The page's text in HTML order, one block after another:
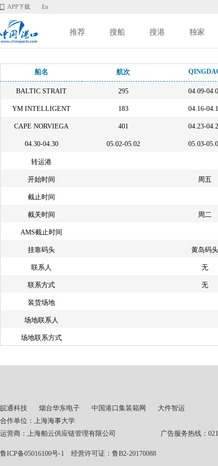
APP下载 En
推荐 搜船 搜港 独家
船名 航次
BALTIC STRAIT 295 04.09-
YM INTELLIGENT 183 04.16-
CAPE NORVIEGA 401 04.23-
04.30-04.30 05.02-05.02 05.03-
转运港
开始时间 周五
截止时间
截关时间 周二
AMS截止时间
挂靠码头 黄岛码头
联系人 无
联系方式 无
装货场地
场地联系人
场地联系方式
皖通科技 烟台华东电子 中国港口集装箱网
大件智运
合作单位：上海海事大学
运营商：上海舶云供应链管理有限公司 广告服务热线：021-
鲁ICP备05016100号-1 经营许可证：鲁B2-20170088